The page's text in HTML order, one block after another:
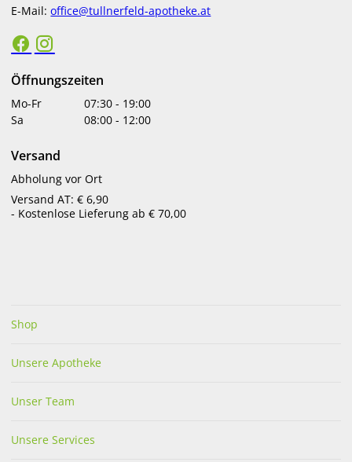
€ 18,85
Ajona Stomaticum
E-Mail:office@tullnerfeld-apotheke.at
Öffnungszeiten
Mo-Fr 07:30 - 19:00
Sa
08:00 - 12:00
Versand
Abholung vor Ort
Versand AT: € 6,90
- Kostenlose Lieferung ab € 70,00
Shop
Unsere Apotheke
Unser Team
Unsere Services